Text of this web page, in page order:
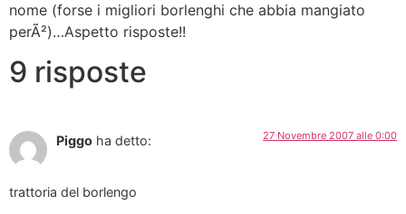
nome (forse i migliori borlenghi che abbia mangiato
perÃ²)…Aspetto risposte!!
9 risposte
Piggo ha detto: 27 Novembre 2007 alle 0:00
trattoria del borlengo